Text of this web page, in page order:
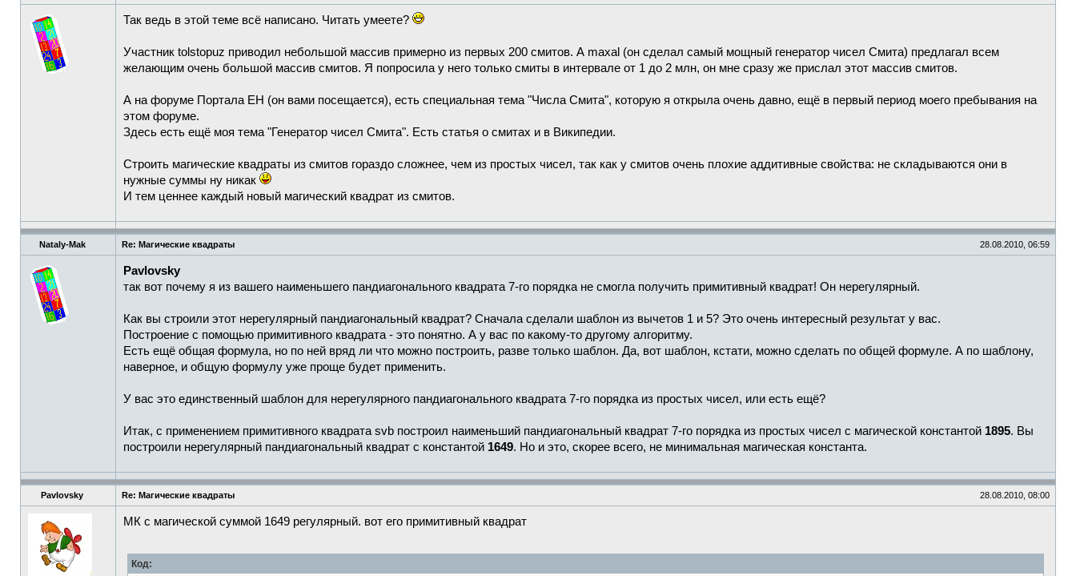
Так ведь в этой теме всё написано. Читать умеете?
Участник tolstopuz приводил небольшой массив примерно из первых 200 смитов. А maxal (он сделал самый мощный генератор чисел Смита) предлагал всем
желающим очень большой массив смитов. Я попросила у него только смиты в интервале от 1 до 2 млн, он мне сразу же прислал этот массив смитов.
А на форуме Портала ЕН (он вами посещается), есть специальная тема "Числа Смита", которую я открыла очень давно, ещё в первый период моего пребывания на
этом форуме.
Здесь есть ещё моя тема "Генератор чисел Смита". Есть статья о смитах и в Википедии.
Строить магические квадраты из смитов гораздо сложнее, чем из простых чисел, так как у смитов очень плохие аддитивные свойства: не складываются они в
нужные суммы ну никак
И тем ценнее каждый новый магический квадрат из смитов.
Nataly-Mak Re: Магические квадраты 28.08.2010, 06:59
Pavlovsky
так вот почему я из вашего наименьшего пандиагонального квадрата 7-го порядка не смогла получить примитивный квадрат! Он нерегулярный.
Как вы строили этот нерегулярный пандиагональный квадрат? Сначала сделали шаблон из вычетов 1 и 5? Это очень интересный результат у вас.
Построение с помощью примитивного квадрата - это понятно. А у вас по какому-то другому алгоритму.
Есть ещё общая формула, но по ней вряд ли что можно построить, разве только шаблон. Да, вот шаблон, кстати, можно сделать по общей формуле. А по шаблону,
наверное, и общую формулу уже проще будет применить.
У вас это единственный шаблон для нерегулярного пандиагонального квадрата 7-го порядка из простых чисел, или есть ещё?
Итак, с применением примитивного квадрата svb построил наименьший пандиагональный квадрат 7-го порядка из простых чисел с магической константой 1895. Вы
построили нерегулярный пандиагональный квадрат с константой 1649. Но и это, скорее всего, не минимальная магическая константа.
Pavlovsky Re: Магические квадраты 28.08.2010, 08:00
МК с магической суммой 1649 регулярный. вот его примитивный квадрат
Код: